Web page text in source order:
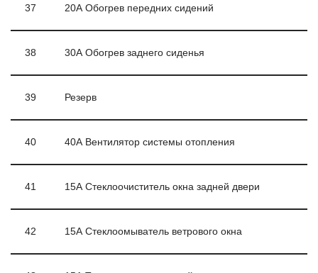
37 20А Обогрев передних сидений
38 30А Обогрев заднего сиденья
39 Резерв
40 40А Вентилятор системы отопления
41 15А Стеклоочиститель окна задней двери
42 15А Стеклоомыватель ветрового окна